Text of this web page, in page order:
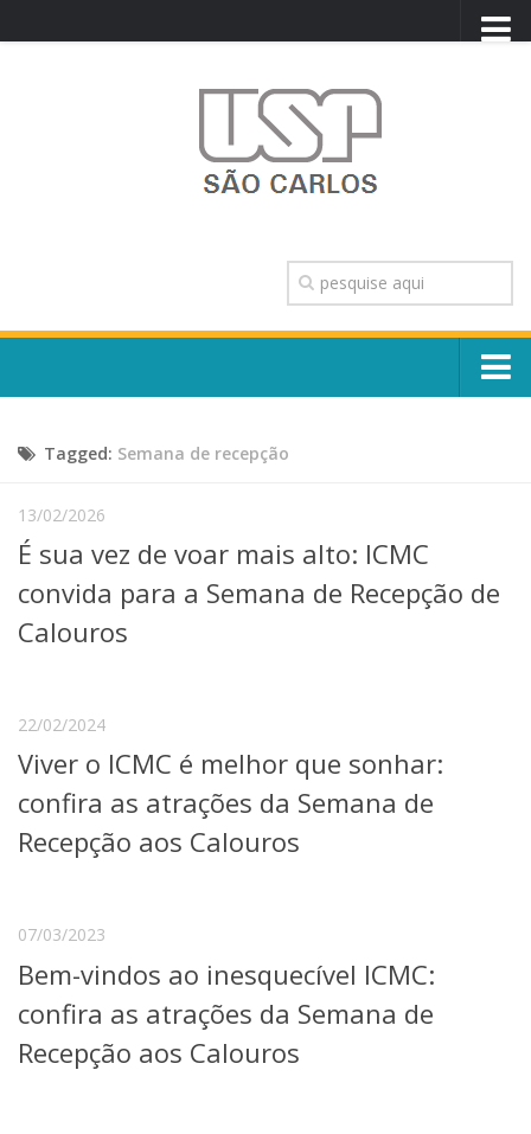
TRANSPARÊNCIA
OUVIDORIA
CONTATO
Escola, Institutos e Órgãos
Núcleos e Comissões
Telefones e Mapas
Pessoas
Graduação
Cursos de Extensão
Pesquisa e Inovação
Linhas de Pesquisa
Centros, Núcleos e Projetos em Rede
Pós-doutorado
Projetos, Programas e Cursos
Artes, Cultura e Esportes
Serviços
Tagged: Semana de recepção
13/02/2026
É sua vez de voar mais alto: ICMC
convida para a Semana de Recepção de
Calouros
22/02/2024
Viver o ICMC é melhor que sonhar:
confira as atrações da Semana de
Recepção aos Calouros
07/03/2023
Bem-vindos ao inesquecível ICMC:
confira as atrações da Semana de
Recepção aos Calouros